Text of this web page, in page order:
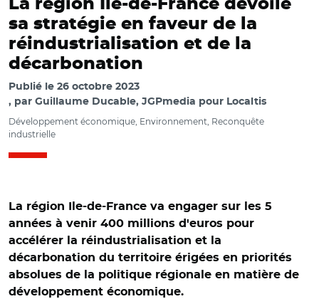
La région Ile-de-France dévoile
sa stratégie en faveur de la
réindustrialisation et de la
décarbonation
Publié le 26 octobre 2023
par Guillaume Ducable, JGPmedia pour Localtis
Développement économique, Environnement, Reconquête
industrielle
La région Ile-de-France va engager sur les 5
années à venir 400 millions d'euros pour
accélérer la réindustrialisation et la
décarbonation du territoire érigées en priorités
absolues de la politique régionale en matière de
développement économique.